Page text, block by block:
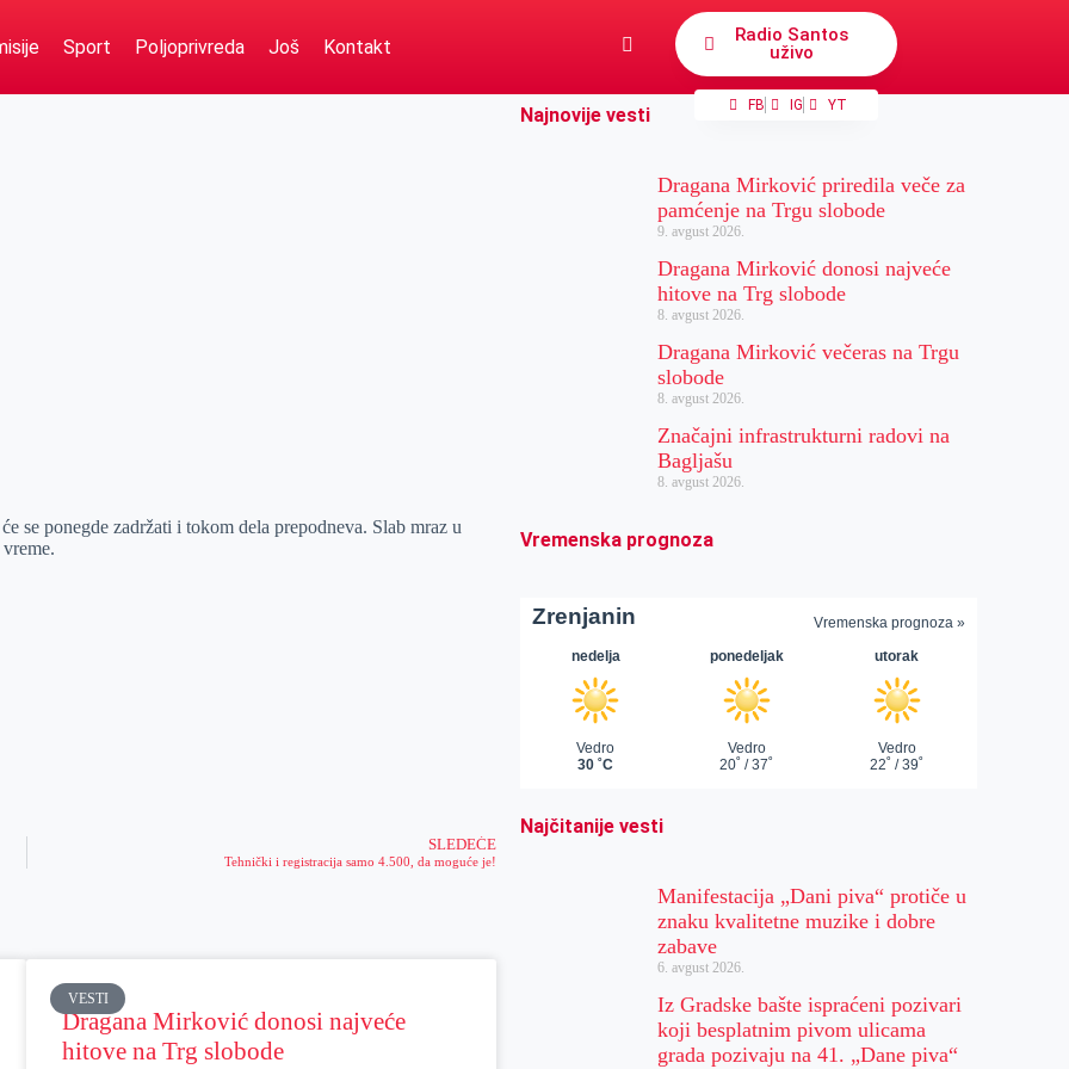
Sport Poljoprivreda Još Kontakt
Radio Santos
uživo
FB IG YT
se ponegde zadržati i tokom dela prepodneva. Slab mraz u
SLEDEĆE
Tehnički i registracija samo 4.500, da moguće je!
VESTI
Dragana Mirković donosi najveće
hitove na Trg slobode
Najnovije vesti
Dragana Mirković priredila veče za
pamćenje na Trgu slobode
9. avgust 2026.
Dragana Mirković donosi najveće
hitove na Trg slobode
8. avgust 2026.
Dragana Mirković večeras na Trgu
slobode
8. avgust 2026.
Značajni infrastrukturni radovi na
Bagljašu
8. avgust 2026.
Vremenska prognoza
Najčitanije vesti
Manifestacija „Dani piva“ protiče u
znaku kvalitetne muzike i dobre
zabave
6. avgust 2026.
Iz Gradske bašte ispraćeni pozivari
koji besplatnim pivom ulicama
grada pozivaju na 41. „Dane piva“